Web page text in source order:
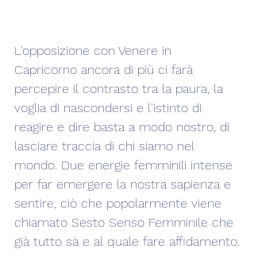
L'opposizione con Venere in
Capricorno ancora di più ci farà
percepire il contrasto tra la paura, la
voglia di nascondersi e l'istinto di
reagire e dire basta a modo nostro, di
lasciare traccia di chi siamo nel
mondo. Due energie femminili intense
per far emergere la nostra sapienza e
sentire, ciò che popolarmente viene
chiamato Sesto Senso Femminile che
già tutto sà e al quale fare affidamento.